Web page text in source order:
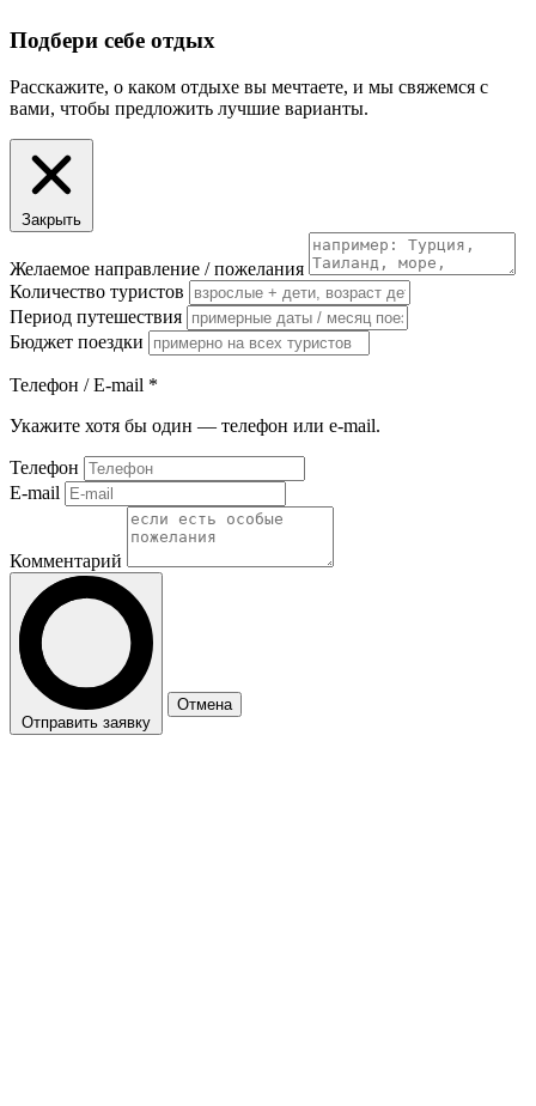
Подбери себе отдых
Расскажите, о каком отдыхе вы мечтаете, и мы свяжемся с
вами, чтобы предложить лучшие варианты.
Закрыть
Желаемое направление / пожелания
Количество туристов
Период путешествия
Бюджет поездки
Телефон / E-mail *
Укажите хотя бы один — телефон или e-mail.
Телефон
E-mail
Комментарий
Отправить заявку
Отмена